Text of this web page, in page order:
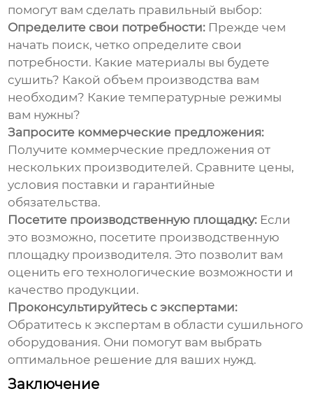
помогут вам сделать правильный выбор:
Определите свои потребности: Прежде чем
начать поиск, четко определите свои
потребности. Какие материалы вы будете
сушить? Какой объем производства вам
необходим? Какие температурные режимы
вам нужны?
Запросите коммерческие предложения:
Получите коммерческие предложения от
нескольких производителей. Сравните цены,
условия поставки и гарантийные
обязательства.
Посетите производственную площадку: Если
это возможно, посетите производственную
площадку производителя. Это позволит вам
оценить его технологические возможности и
качество продукции.
Проконсультируйтесь с экспертами:
Обратитесь к экспертам в области сушильного
оборудования. Они помогут вам выбрать
оптимальное решение для ваших нужд.
Заключение